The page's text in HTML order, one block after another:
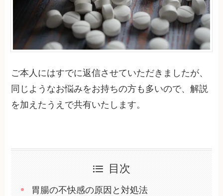
ご本人にはすでに返信させていただきましたが、
同じようなお悩みをお持ちの方も多いので、解説
を加えたうえで共有いたします。
目次
胃腸の不快感の原因と対処法